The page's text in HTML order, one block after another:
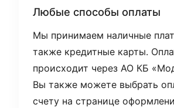
Любые способы оплаты
Мы принимаем наличные
также кредитные карты.
происходит через АО КБ
Вы также можете выбрать
счету на странице